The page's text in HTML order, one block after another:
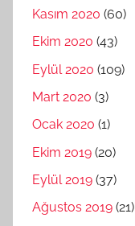
Kasım 2020 (60)
Ekim 2020 (43)
Eylül 2020 (109)
Mart 2020 (3)
Ocak 2020 (1)
Ekim 2019 (20)
Eylül 2019 (37)
Ağustos 2019 (21)